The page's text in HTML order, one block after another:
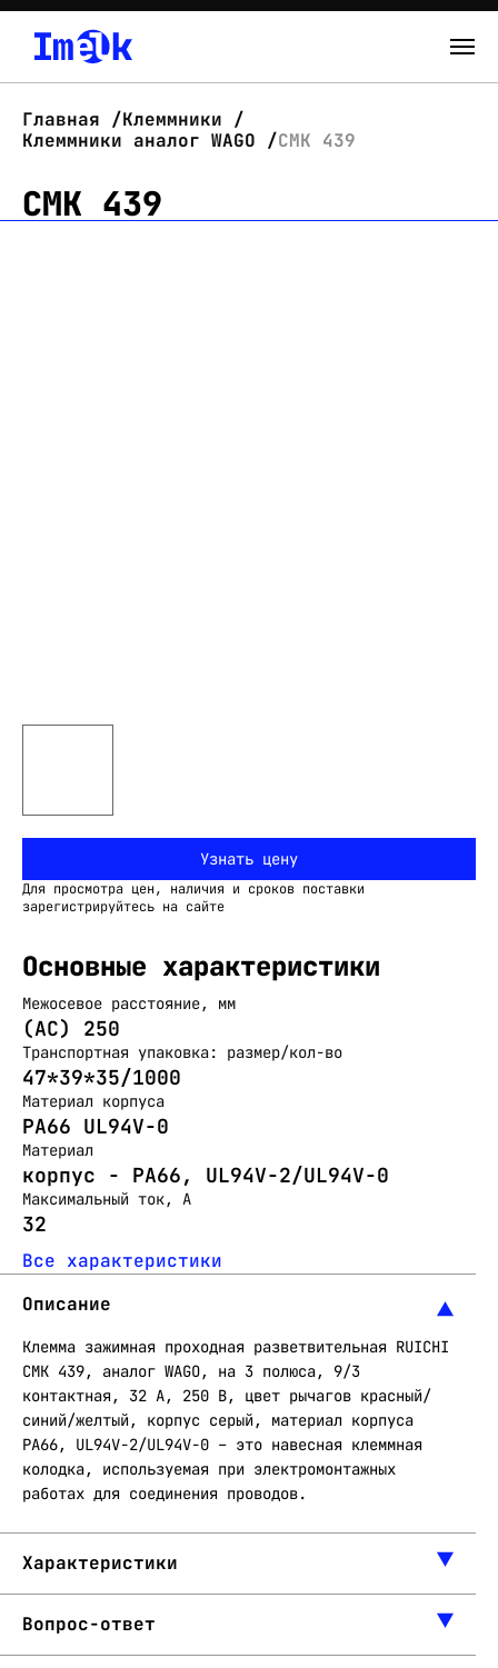
О нас
Новости
Главная
Клеммники
Клеммники аналог WAGO
СМК 439
СМК 439
Узнать цену
Для просмотра цен, наличия и сроков поставки
зарегистрируйтесь на сайте
Основные характеристики
Межосевое расстояние, мм
(AC) 250
Транспортная упаковка: размер/кол-во
47*39*35/1000
Материал корпуса
PA66 UL94V-0
Материал
корпус - PA66, UL94V-2/UL94V-0
Максимальный ток, А
32
Все характеристики
Описание
Клемма зажимная проходная разветвительная RUICHI
СМК 439, аналог WAGO, на 3 полюса, 9/3
контактная, 32 А, 250 В, цвет рычагов красный/
синий/желтый, корпус серый, материал корпуса
PA66, UL94V-2/UL94V-0 – это навесная клеммная
колодка, используемая при электромонтажных
работах для соединения проводов.
Характеристики
Вопрос-ответ